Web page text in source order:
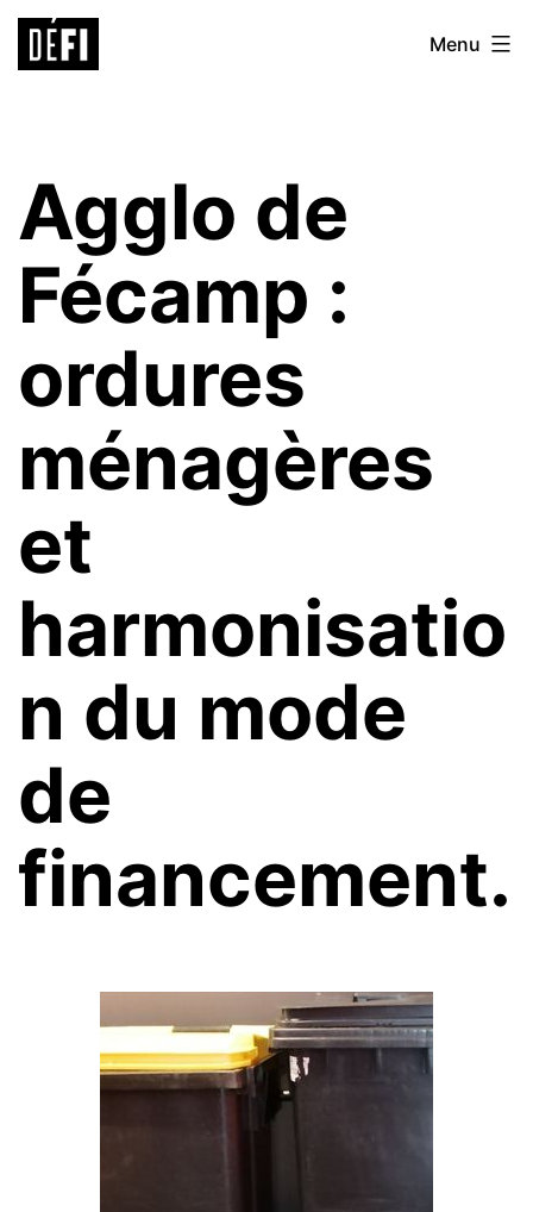
Aller
Défi
Menu
Agglo de
Fécamp :
ordures
ménagères
et
harmonisatio
n du mode
de
financement.